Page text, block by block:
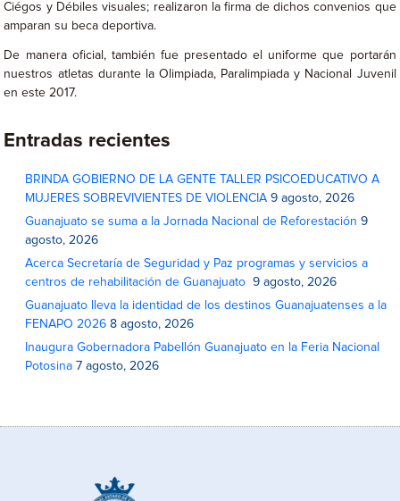
Ciégos y Débiles visuales; realizaron la firma de dichos convenios que
amparan su beca deportiva.
De manera oficial, también fue presentado el uniforme que portarán
nuestros atletas durante la Olimpiada, Paralimpiada y Nacional Juvenil
en este 2017.
Entradas recientes
BRINDA GOBIERNO DE LA GENTE TALLER PSICOEDUCATIVO A
MUJERES SOBREVIVIENTES DE VIOLENCIA 9 agosto, 2026
Guanajuato se suma a la Jornada Nacional de Reforestación 9
agosto, 2026
Acerca Secretaría de Seguridad y Paz programas y servicios a
centros de rehabilitación de Guanajuato
9 agosto, 2026
Guanajuato lleva la identidad de los destinos Guanajuatenses a la
FENAPO 2026 8 agosto, 2026
Inaugura Gobernadora Pabellón Guanajuato en la Feria Nacional
Potosina 7 agosto, 2026